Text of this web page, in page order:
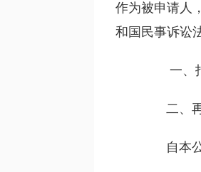
作为被申请人
和国民事诉讼
一、指
二、再
自本公